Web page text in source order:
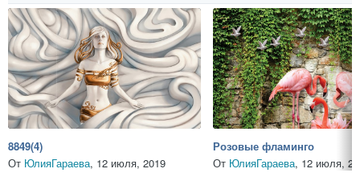
8849(4)
От ЮлияГараева, 12 июля, 2019
Розовые фламинго
От ЮлияГараева, 12 июля,